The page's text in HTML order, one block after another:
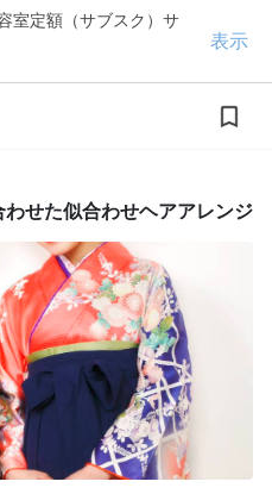
室定額（サブスク）サ
表示
せた似合わせヘアアレンジ